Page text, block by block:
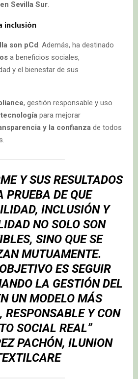
Sevilla Sur.
inclusión
son pCd . Además, ha destinado
a beneficios sociales,
y el bienestar de sus
, gestión responsable y uso
para mejorar
y la confianza de todos
Y SUS RESULTADOS
PRUEBA DE QUE
INCLUSIÓN Y
NO SOLO SON
SINO QUE SE
MUTUAMENTE.
ES SEGUIR
LA GESTIÓN DEL
UN MODELO MÁS
RESPONSABLE Y CON
SOCIAL REAL”
PACHÓN, ILUNION